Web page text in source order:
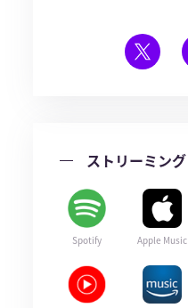
ストリーミング
Spotify Apple Music